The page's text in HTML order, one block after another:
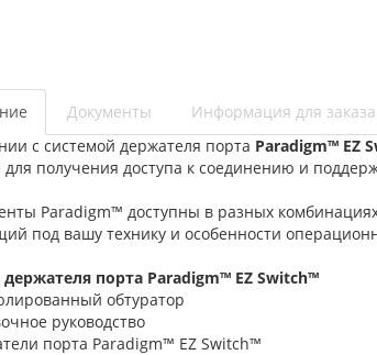
Документы
Информация для заказа
с системой держателя порта Paradigm™ EZ
получения доступа к соединению и
Paradigm™ доступны в разных
под вашу технику и особенности
порта Paradigm™ EZ Switch™
обтуратор
руководство
порта Paradigm™ EZ Switch™